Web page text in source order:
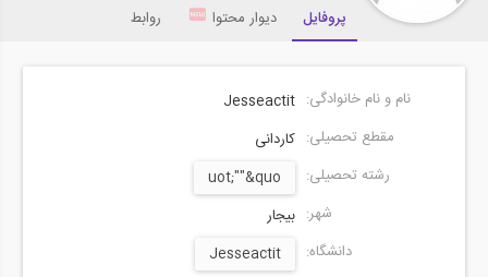
پروفایل
دیوار محتوا روابط
نام و نام خانوادگی: Jesseactit
مقطع تحصیلی: کاردانی
رشته تحصیلی:
uot;""&quo
شهر: بیجار
دانشگاه:
Jesseactit